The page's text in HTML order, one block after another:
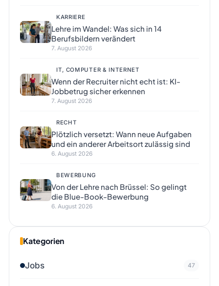
KARRIERE
Lehre im Wandel: Was sich in 14
Berufsbildern verändert
7. August 2026
IT, COMPUTER & INTERNET
Wenn der Recruiter nicht echt ist: KI-
Jobbetrug sicher erkennen
7. August 2026
RECHT
Plötzlich versetzt: Wann neue Aufgaben
und ein anderer Arbeitsort zulässig sind
6. August 2026
BEWERBUNG
Von der Lehre nach Brüssel: So gelingt
die Blue-Book-Bewerbung
6. August 2026
Kategorien
Jobs 47